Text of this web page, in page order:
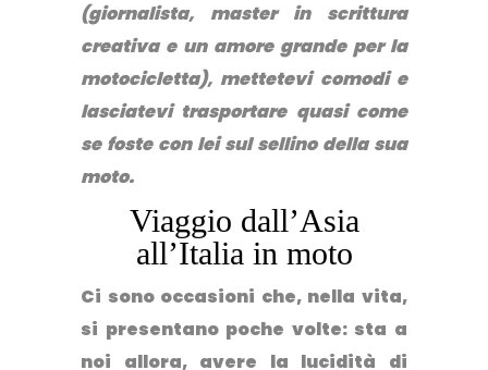
(giornalista, master in scrittura
creativa e un amore grande per la
motocicletta), mettetevi comodi e
lasciatevi trasportare quasi come
se foste con lei sul sellino della sua
moto.
Viaggio dall’Asia
all’Italia in moto
Ci sono occasioni che, nella vita,
si presentano poche volte: sta a
noi allora, avere la lucidità di